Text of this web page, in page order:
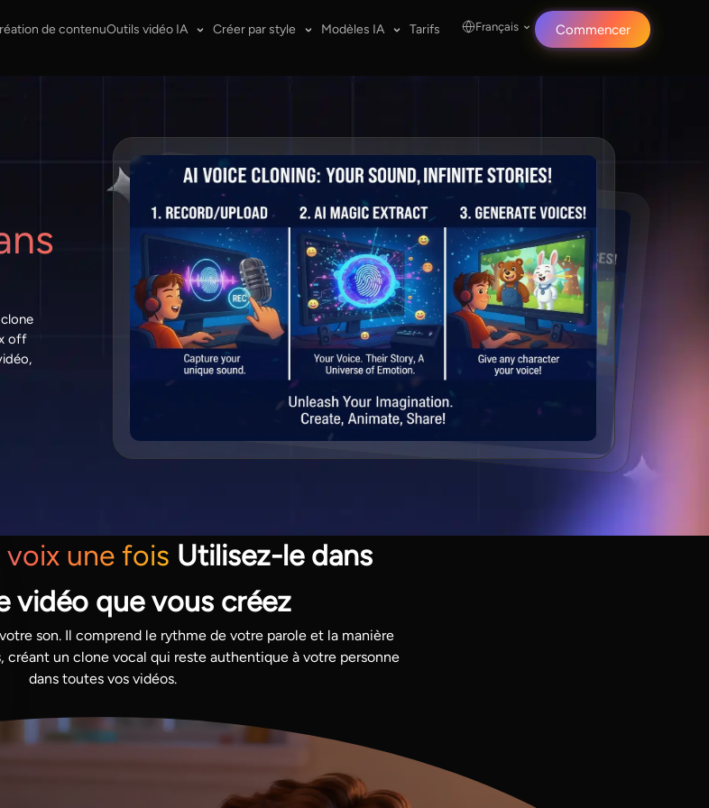
de contenuOutils vidéo IA Créer par style Modèles IA Tarifs Français Commencer
off
une fois Utilisez-le dans
vidéo que vous créez
son. Il comprend le rythme de votre parole et la manière
créant un clone vocal qui reste authentique à votre personne
dans toutes vos vidéos.